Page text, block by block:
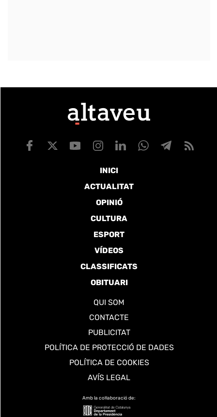
INICI
ACTUALITAT
OPINIÓ
CULTURA
ESPORT
VÍDEOS
CLASSIFICATS
OBITUARI
QUI SOM
CONTACTE
PUBLICITAT
POLÍTICA DE PROTECCIÓ DE DADES
POLÍTICA DE COOKIES
AVÍS LEGAL
Amb la col·laboració de: